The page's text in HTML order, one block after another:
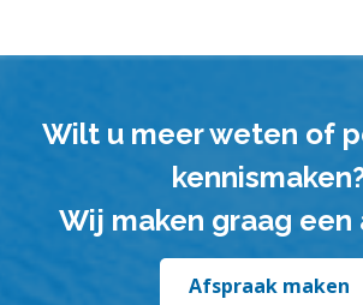
Wilt u meer weten of
Wij maken graag een
Afspraak maken